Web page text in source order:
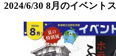
2024/6/30 8月のイベント